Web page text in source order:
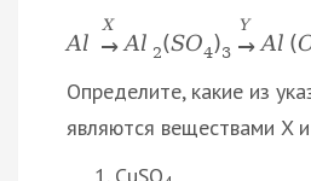
Al
X
→ Al 2(SO4)3
Y
→ Al (
Определите, какие из
являются веществами X и